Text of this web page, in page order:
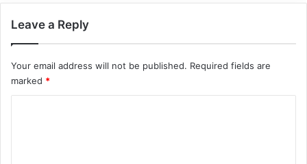
Leave a Reply
Your email address will not be published. Required fields are
marked *